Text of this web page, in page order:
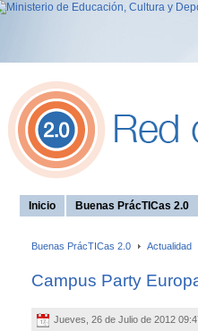
Inicio Buenas PrácTICas 2.0
Buenas PrácTICas 2.0 Actualidad
Campus Party
Jueves, 26 de Julio de 2012